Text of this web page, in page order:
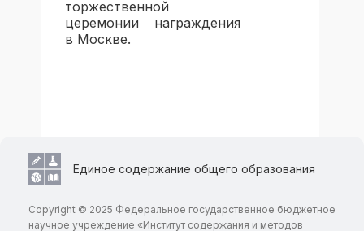
торжественной
церемонии награждения
в Москве.
Единое содержание общего образования
Copyright © 2025 Федеральное государственное бюджетное
научное учреждение «Институт содержания и методов